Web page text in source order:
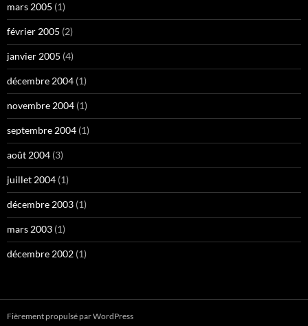
mars 2005 (1)
février 2005 (2)
janvier 2005 (4)
décembre 2004 (1)
novembre 2004 (1)
septembre 2004 (1)
août 2004 (3)
juillet 2004 (1)
décembre 2003 (1)
mars 2003 (1)
décembre 2002 (1)
Fièrement propulsé par WordPress